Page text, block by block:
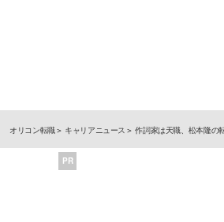
オリコン転職 キャリアニュース 作詞家は天職、松本隆の
PR